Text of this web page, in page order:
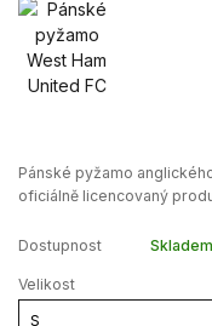
Pánské pyžamo
oficiálně licencovaný
Dostupnost
Velikost